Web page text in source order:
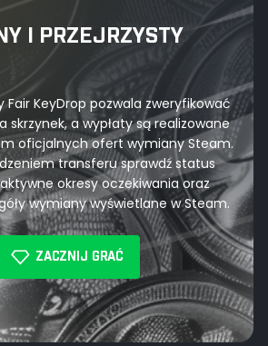
I PRZEJRZYSTY
Fair KeyDrop pozwala zweryfikować
skrzynek, a wypłaty są realizowane
oficjalnych ofert wymiany Steam.
transferu sprawdź status
okresy oczekiwania oraz
wymiany wyświetlane w Steam.
ZACZNIJ GRAĆ